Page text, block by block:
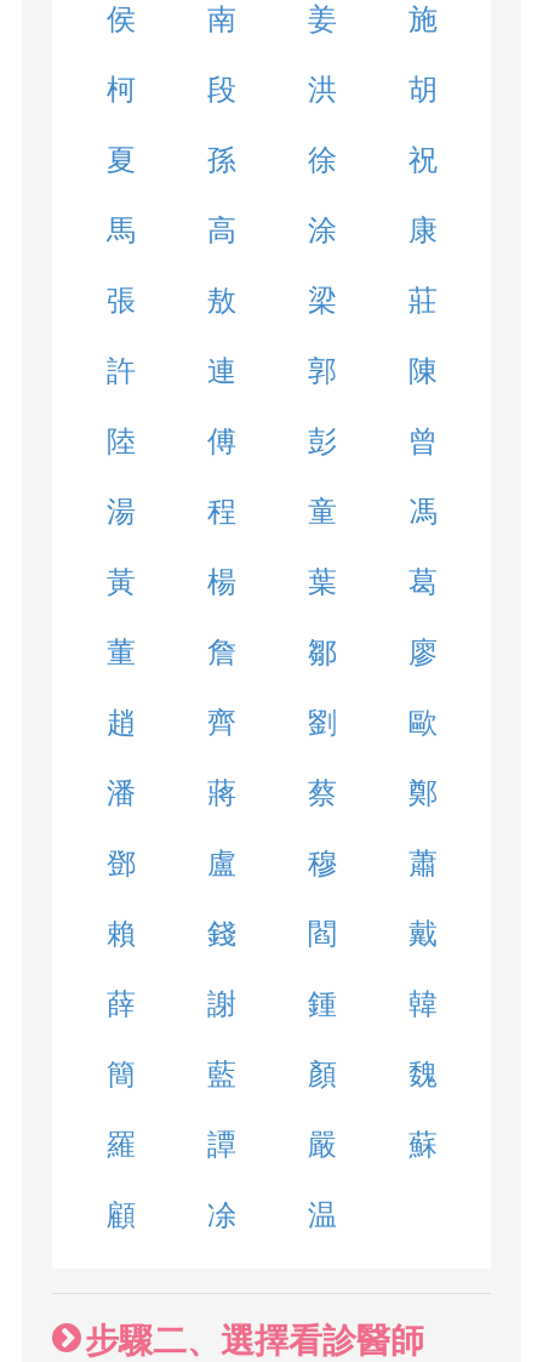
侯 南 姜 施
柯 段 洪 胡
夏 孫 徐 祝
馬 高 涂 康
張 敖 梁 莊
許 連 郭 陳
陸 傅 彭 曾
湯 程 童 馮
黃 楊 葉 葛
董 詹 鄒 廖
趙 齊 劉 歐
潘 蔣 蔡 鄭
鄧 盧 穆 蕭
賴 錢 閻 戴
薛 謝 鍾 韓
簡 藍 顏 魏
羅 譚 嚴 蘇
顧 凃 温
步驟二、選擇看診醫師